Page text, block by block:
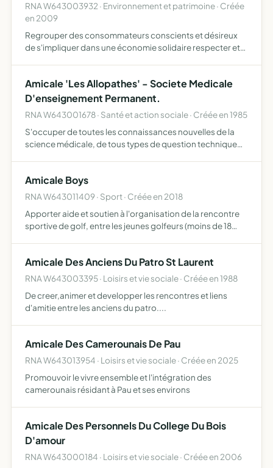
RNA W643003932 · Environnement et patrimoine · Créée
en 2009
Regrouper des consommateurs conscients et désireux
de s'impliquer dans une économie solidaire respecter et
Amicale 'Les Allopathes' - Societe Medicale
D'enseignement Permanent.
RNA W643001678 · Santé et action sociale · Créée en 1985
S'occuper de toutes les connaissances nouvelles de la
science médicale, de tous types de question technique
s'occuper de t…
Amicale Boys
RNA W643011409 · Sport · Créée en 2018
Apporter aide et soutien à l'organisation de la rencontre
sportive de golf, entre les jeunes golfeurs (moins de 18
Amicale Des Anciens Du Patro St Laurent
RNA W643003395 · Loisirs et vie sociale · Créée en 1988
De creer,animer et developper les rencontres et liens
d'amitie entre les anciens du patro....
Amicale Des Camerounais De Pau
RNA W643013954 · Loisirs et vie sociale · Créée en 2025
Promouvoir le vivre ensemble et l'intégration des
camerounais résidant à Pau et ses environs
Amicale Des Personnels Du College Du Bois
D'amour
RNA W643000184 · Loisirs et vie sociale · Créée en 2006